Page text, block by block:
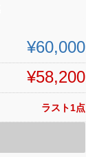
¥60,000
¥58,200
ラスト1点